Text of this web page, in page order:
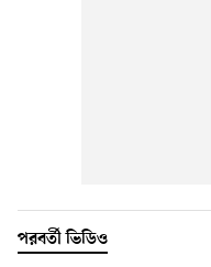
পরবর্তী ভিডিও